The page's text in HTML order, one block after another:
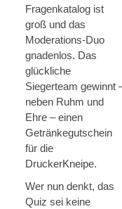
Fragenkatalog ist
groß und das
Moderations-Duo
gnadenlos. Das
glückliche
Siegerteam gewinnt
neben Ruhm und
Ehre – einen
Getränkegutschein
für die
DruckerKneipe.
Wer nun denkt, das
Quiz sei keine